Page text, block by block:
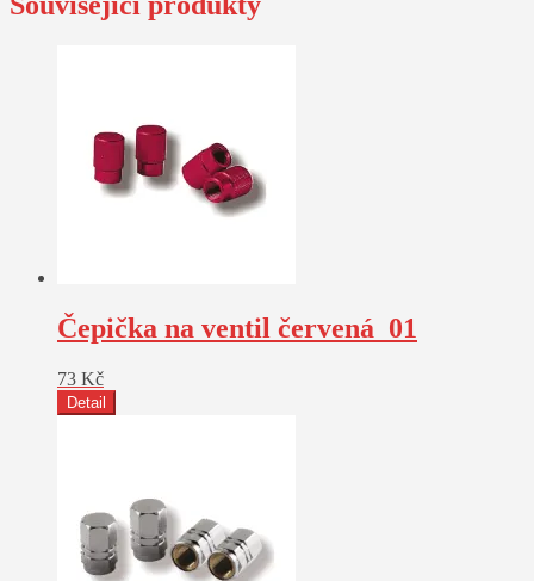
Čepička na ventil červená_01
73 Kč
Detail